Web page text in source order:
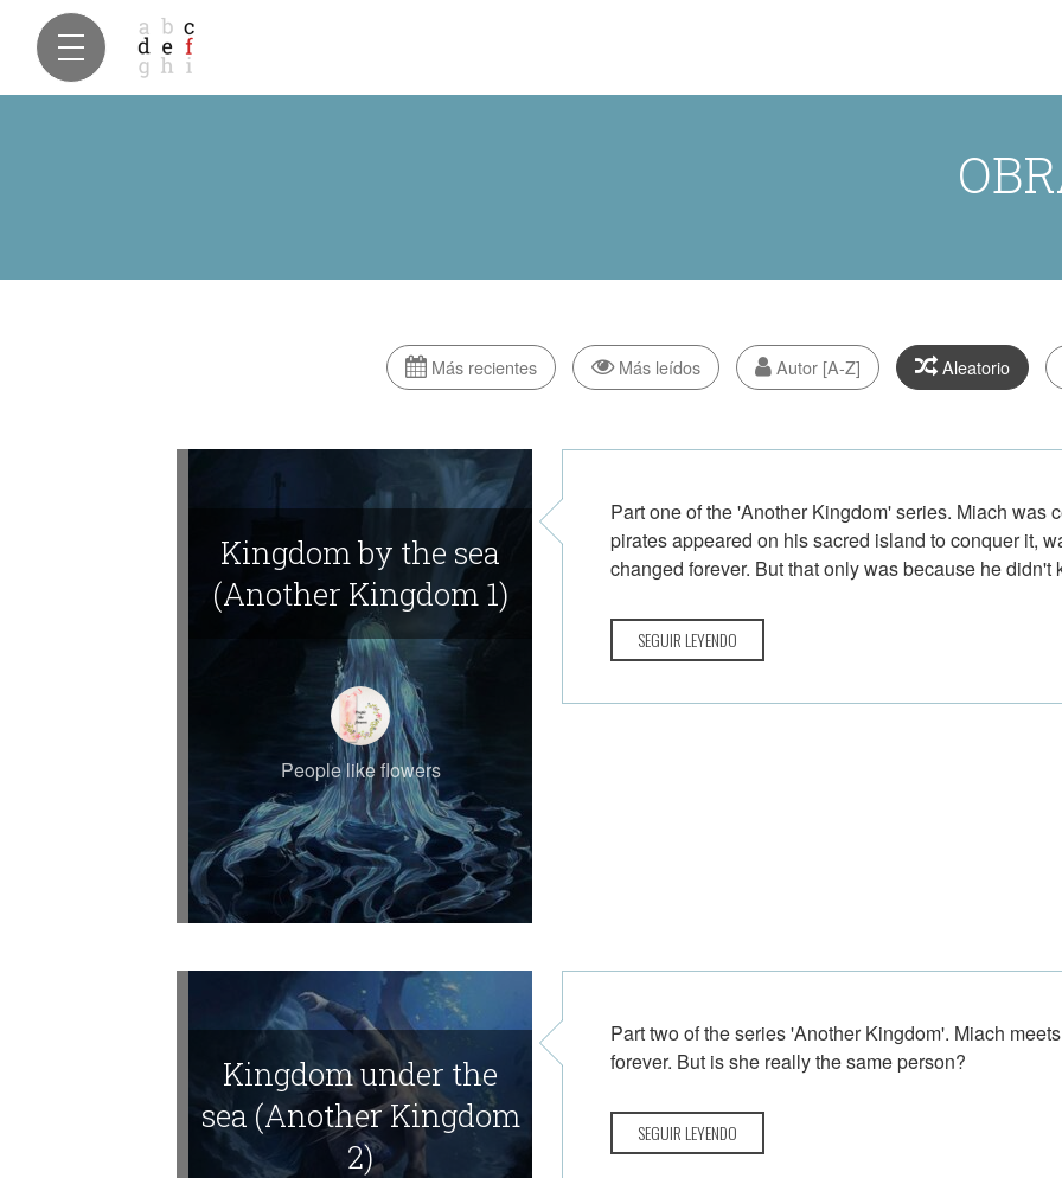
Más recientes Más leídos Autor [A-Z] Aleatorio
Kingdom by the sea
(Another Kingdom 1)
People like flowers
Part one of the 'Another Kingdom' series. Miach was
pirates appeared on his sacred island to conquer it,
changed forever. But that only was because he
SEGUIR LEYENDO
Kingdom under the
sea (Another Kingdom
2)
Part two of the series 'Another Kingdom'. Miach
forever. But is she really the same person?
SEGUIR LEYENDO